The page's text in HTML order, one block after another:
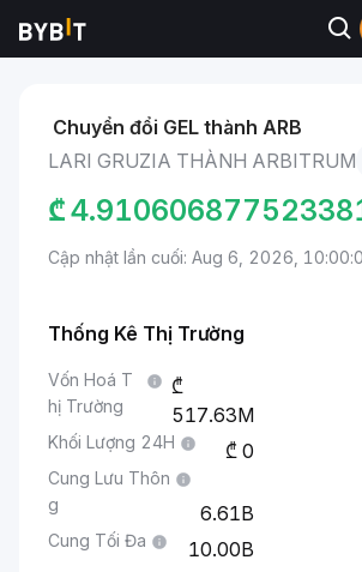
Thị trường Lari
Chuyển đổi GEL thành ARB
LARI GRUZIA THÀNH ARBITRUM
₾
Cập nhật lần cuối: Aug 6, 2026,
Thống Kê Thị Trường
Vốn Hoá T
hị Trường
517.63M
Khối Lượng 24H 0
Cung Lưu Thôn
g
6.61B
Cung Tối Đa 10.00B